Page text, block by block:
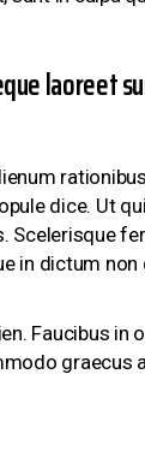
laoreet
dice. Ut
in dictum
Faucibus
graecus